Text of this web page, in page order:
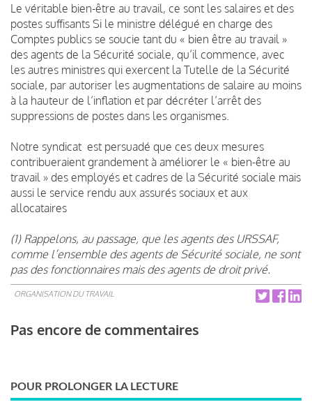
Le véritable bien-être au travail, ce sont les salaires et des
postes suffisants Si le ministre délégué en charge des
Comptes publics se soucie tant du « bien être au travail »
des agents de la Sécurité sociale, qu’il commence, avec
les autres ministres qui exercent la Tutelle de la Sécurité
sociale, par autoriser les augmentations de salaire au moins
à la hauteur de l’inflation et par décréter l’arrêt des
suppressions de postes dans les organismes.
Notre syndicat est persuadé que ces deux mesures
contribueraient grandement à améliorer le « bien-être au
travail » des employés et cadres de la Sécurité sociale mais
aussi le service rendu aux assurés sociaux et aux
allocataires
(1) Rappelons, au passage, que les agents des URSSAF,
comme l’ensemble des agents de Sécurité sociale, ne sont
pas des fonctionnaires mais des agents de droit privé.
ORGANISATION DU TRAVAIL
Pas encore de commentaires
POUR PROLONGER LA LECTURE